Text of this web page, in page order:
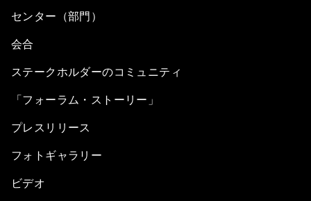
センター（部門）
会合
ステークホルダーのコミュニティ
「フォーラム・ストーリー」
プレスリリース
フォトギャラリー
ビデオ